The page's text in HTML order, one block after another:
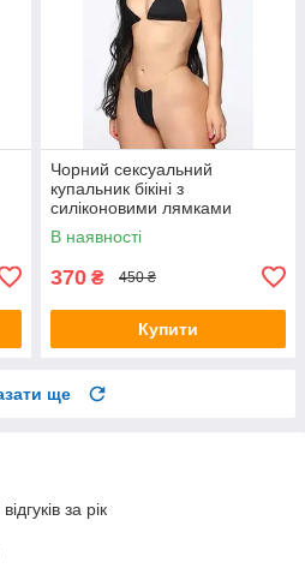
Чорний сексуальний
купальник бікіні з
силіконовими лямками
чорного кольору
В наявності
370 ₴ 450 ₴
Купити
ще
за рік